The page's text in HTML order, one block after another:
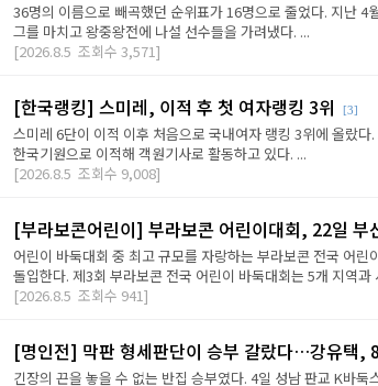
36명의 이름으로 빼곡했던 순위표가 16명으로 줄었다. 지난
그를 마치고 왕중왕전에 나설 선수들을 가려냈다. ...
[2026.8.5 조회수 3,571]
[한국랭킹] 스미레, 이적 후 첫 여자랭킹 3위 [3]
스미레 6단이 이적 이후 처음으로 국내여자 랭킹 3위에 올랐
한국기원으로 이적해 객원기사로 활동하고 있다. ...
[2026.8.5 조회수 9,008]
[부라보콘어린이] 부라보콘 어린이대회, 22일 부
어린이 바둑대회 중 최고 규모를 자랑하는 부라보콘 전국 어
돌입한다. 제3회 부라보콘 전국 어린이 바둑대회는 5개 지역
[2026.8.5 조회수 941]
[명인전] 막판 형세판단이 승부 갈랐다…강유택,
긴장의 끈을 놓을 수 없는 반집 승부였다. 4일 성남 판교 K바